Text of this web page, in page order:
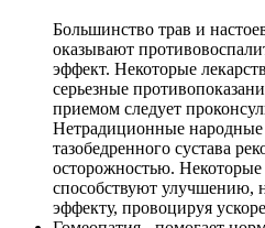
Большинство трав и
оказывают
эффект. Некоторые
серьезные
приемом следует
Нетрадиционные народные
тазобедренного сустава
осторожностью. Некоторые
способствуют улучшению,
эффекту, провоцируя